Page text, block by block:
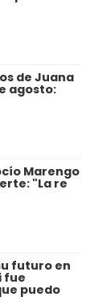
de Juana
agosto:
Marengo
"La re
futuro en
fue
puedo